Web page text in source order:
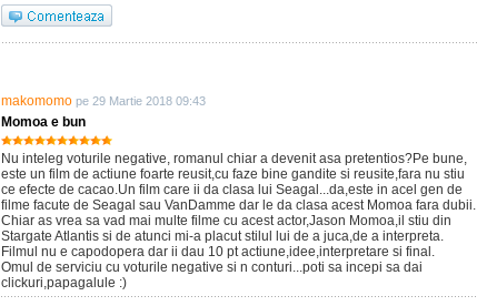
makomomo pe 29 Martie 2018 09:43
Momoa e bun
Nu inteleg voturile negative, romanul chiar a devenit asa pretentios?Pe bune,
este un film de actiune foarte reusit,cu faze bine gandite si reusite,fara nu stiu
ce efecte de cacao.Un film care ii da clasa lui Seagal...da,este in acel gen de
filme facute de Seagal sau VanDamme dar le da clasa acest Momoa fara dubii.
Chiar as vrea sa vad mai multe filme cu acest actor,Jason Momoa,il stiu din
Stargate Atlantis si de atunci mi-a placut stilul lui de a juca,de a interpreta.
Filmul nu e capodopera dar ii dau 10 pt actiune,idee,interpretare si final.
Omul de serviciu cu voturile negative si n conturi...poti sa incepi sa dai
clickuri,papagalule :)